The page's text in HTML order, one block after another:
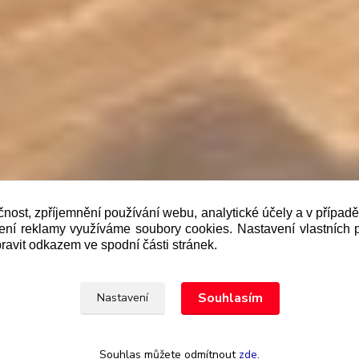
je prodávající povinen vystavit kupujícímu účtenku.
nejpozději do 48 hodin.“
Upravit sběr cookies.
zpříjemnění používání webu, analytické účely a v
reklamy využíváme soubory cookies. Nastavení vlastních
odkazem ve spodní části stránek.
Nastavení Souhlasím
Souhlas můžete odmítnout zde.